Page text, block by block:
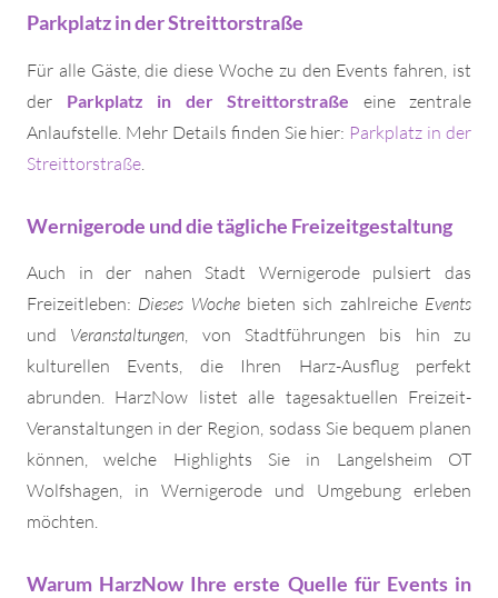
Parkplatz in der Streittorstraße
Für alle Gäste, die diese Woche zu den Events fahren, ist
der
Parkplatz in der Streittorstraße eine zentrale
Anlaufstelle. Mehr Details finden Sie hier: Parkplatz in der
Streittorstraße
Wernigerode und die tägliche Freizeitgestaltung
Auch in der nahen Stadt Wernigerode pulsiert das
Freizeitleben: Dieses Wochebieten sich zahlreiche Events
und Veranstaltungen, von Stadtführungen bis hin zu
kulturellen Events, die Ihren Harz-Ausflug perfekt
abrunden. HarzNow listet alle tagesaktuellen Freizeit-
Veranstaltungen in der Region, sodass Sie bequem planen
können, welche Highlights Sie in Langelsheim OT
Wolfshagen, in Wernigerode und Umgebung erleben
möchten.
Warum HarzNow Ihre erste Quelle für Events in